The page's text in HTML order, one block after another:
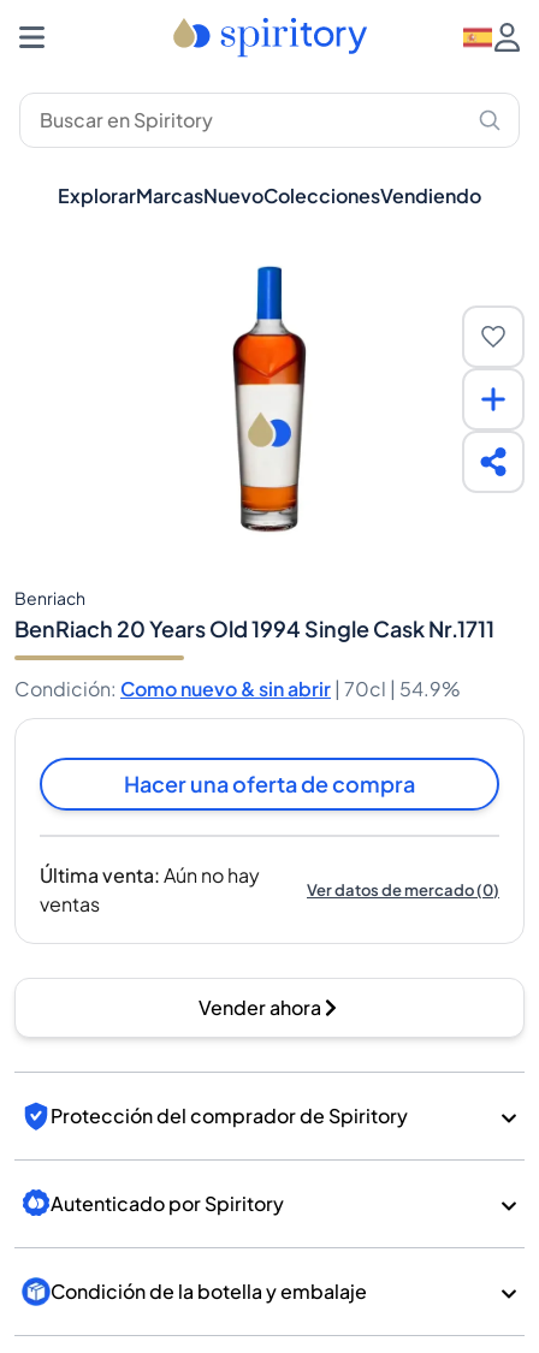
ExplorarMarcasNuevoColeccionesVendiendo
Benriach
BenRiach 20 Years Old 1994 Single Cask Nr.1711
Condición: Como nuevo & sin abrir | 70cl | 54.9%
Hacer una oferta de compra
Última venta:Aún no hay
ventas
Ver datos de mercado(0)
Vender ahora
Protección del comprador de Spiritory
Autenticado por Spiritory
Condición de la botella y embalaje